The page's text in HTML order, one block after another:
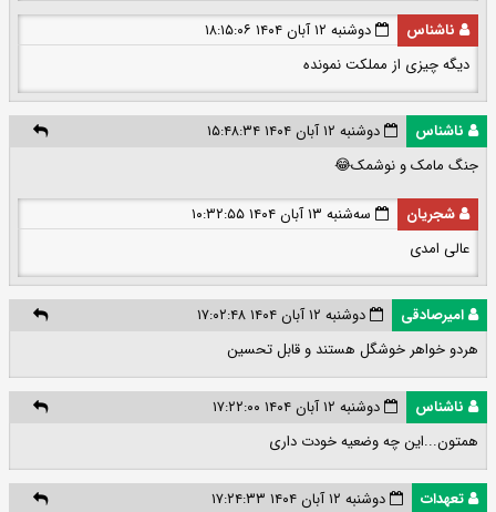
ناشناس
دوشنبه ۱۲ آبان ۱۴۰۴ ۱۸:۱۵:۰۶
دیگه چیزی از مملکت نمونده
ناشناس
دوشنبه ۱۲ آبان ۱۴۰۴ ۱۵:۴۸:۳۴
جنگ مامک و نوشمک😂
شجریان
سه‌شنبه ۱۳ آبان ۱۴۰۴ ۱۰:۳۲:۵۵
عالی امدی
امیرصادقی
دوشنبه ۱۲ آبان ۱۴۰۴ ۱۷:۰۲:۴۸
هردو خواهر خوشگل هستند و قابل تحسین
ناشناس
دوشنبه ۱۲ آبان ۱۴۰۴ ۱۷:۲۲:۰۰
همتون...این چه وضعیه خودت داری
تعهدات
دوشنبه ۱۲ آبان ۱۴۰۴ ۱۷:۲۴:۳۳